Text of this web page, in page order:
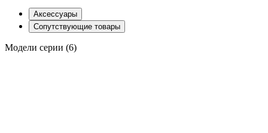
Аксессуары
Сопутствующие товары
Модели серии (6)